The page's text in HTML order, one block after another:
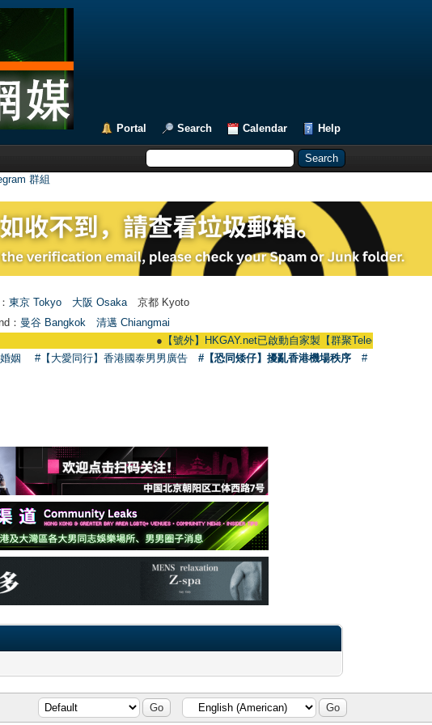
Portal Search Calendar Help
群組
東京 Tokyo 大阪 Osaka 京都 Kyoto
： 曼谷 Bangkok
清邁 Chiangmai
【號外】HKGAY.net已啟動自家製【群聚Telegram群組】
姻 #【大愛同行】香港國泰男男廣告 #【恐同矮仔】擾亂香港機場秩序
#